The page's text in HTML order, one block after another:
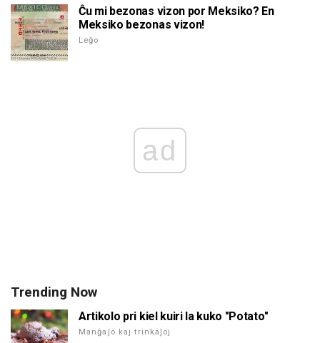
Ĉu mi bezonas vizon por Meksiko? En
Meksiko bezonas vizon!
Leĝo
ad
Trending Now
Artikolo pri kiel kuiri la kuko "Potato"
Manĝaĵo kaj trinkaĵoj